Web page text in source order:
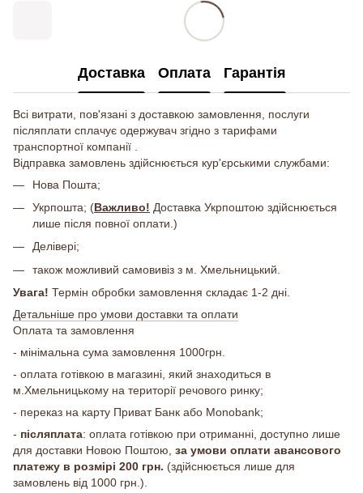
Доставка Оплата Гарантія
Всі витрати, пов'язані з доставкою замовлення, послуги
післяплати сплачує одержувач згідно з тарифами
транспортної компанії .
Відправка замовлень здійснюється кур'єрськими службами:
Нова Пошта;
Укрпошта; (Важливо! Доставка Укрпоштою здійснюється
лише після повної оплати.)
Делівері;
також можливий самовивіз з м. Хмельницький.
Увага! Термін обробки замовлення складає 1-2 дні.
Детальніше про умови доставки та оплати
Оплата та замовлення
- мінімальна сума замовлення 1000грн.
- оплата готівкою в магазині, який знаходиться в
м.Хмельницькому на території речового ринку;
- переказ на карту Приват Банк або Monobank;
- післяплата: оплата готівкою при отриманні, доступно лише
для доставки Новою Поштою, за умови оплати авансового
платежу в розмірі 200 грн. (здійснюється лише для
замовлень від 1000 грн.).